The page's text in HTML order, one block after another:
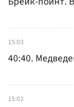
15:03
40:40.
15:02